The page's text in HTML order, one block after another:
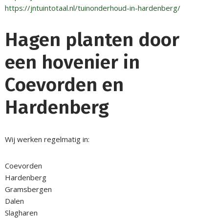
https://jntuintotaal.nl/tuinonderhoud-in-hardenberg/
Hagen planten door
een hovenier in
Coevorden en
Hardenberg
Wij werken regelmatig in:
Coevorden
Hardenberg
Gramsbergen
Dalen
Slagharen